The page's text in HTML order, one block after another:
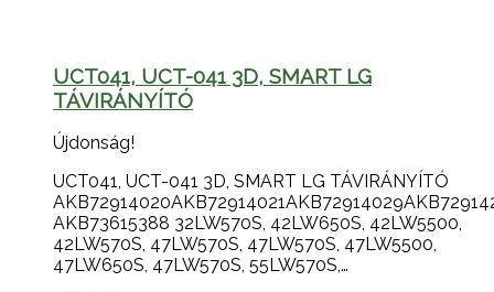
UCT041, UCT-041 3D, SMART LG
TÁVIRÁNYÍTÓ
Újdonság!
UCT041, UCT-041 3D, SMART LG TÁVIRÁNYÍTÓ
AKB73615388 32LW570S, 42LW650S, 42LW5500,
42LW570S, 47LW570S, 47LW570S, 47LW5500,
47LW650S, 47LW570S, 55LW570S,…